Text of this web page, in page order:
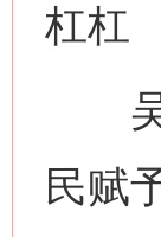
杠杠
吴
民赋